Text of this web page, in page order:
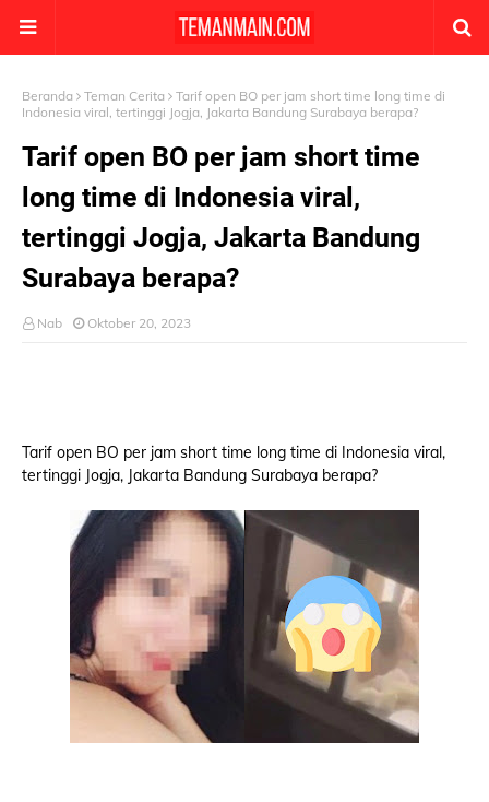
Beranda Teman Cerita
Tarif open BO per jam short time long time di
Indonesia viral, tertinggi Jogja, Jakarta Bandung Surabaya berapa?
Tarif open BO per jam short time
long time di Indonesia viral,
tertinggi Jogja, Jakarta Bandung
Surabaya berapa?
Nab Oktober 20, 2023
Tarif open BO per jam short time long time di Indonesia viral,
tertinggi Jogja, Jakarta Bandung Surabaya berapa?